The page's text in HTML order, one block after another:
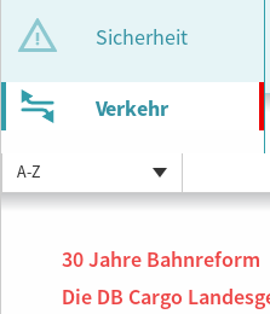
Sicherheit
Verkehr
A-Z
30 Jahre Bahnreform
Die DB Cargo